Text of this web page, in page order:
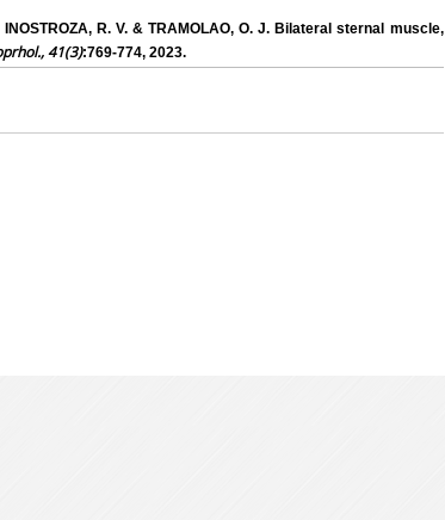
R. V. & TRAMOLAO, O. J. Bilateral sternal muscle,
41(3):769-774, 2023.